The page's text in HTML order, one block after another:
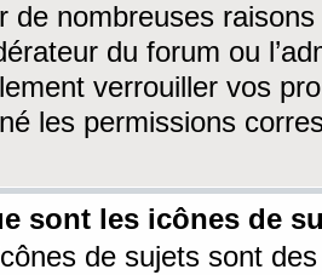
de nombreuses
du forum ou
verrouiller vos
les permissions
sont les icônes de
de sujets sont